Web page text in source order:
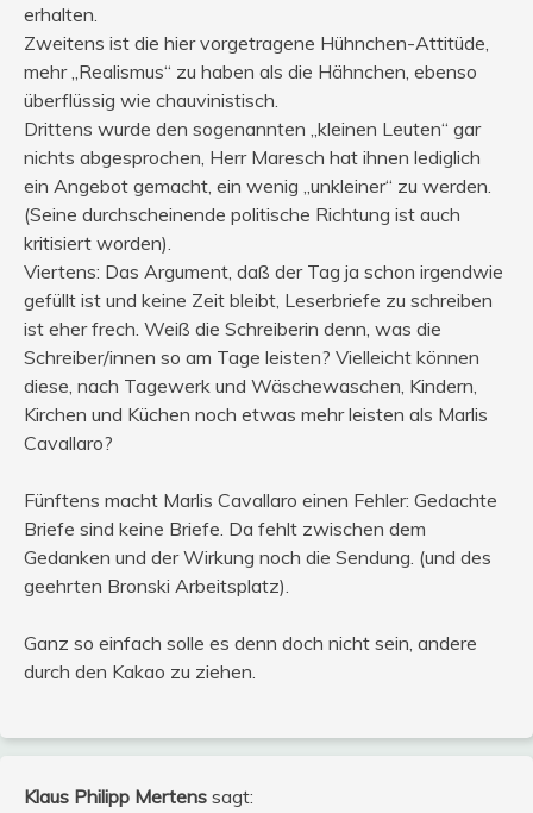
erhalten.
Zweitens ist die hier vorgetragene Hühnchen-Attitüde,
mehr „Realismus“ zu haben als die Hähnchen, ebenso
überflüssig wie chauvinistisch.
Drittens wurde den sogenannten „kleinen Leuten“ gar
nichts abgesprochen, Herr Maresch hat ihnen lediglich
ein Angebot gemacht, ein wenig „unkleiner“ zu werden.
(Seine durchscheinende politische Richtung ist auch
kritisiert worden).
Viertens: Das Argument, daß der Tag ja schon irgendwie
gefüllt ist und keine Zeit bleibt, Leserbriefe zu schreiben
ist eher frech. Weiß die Schreiberin denn, was die
Schreiber/innen so am Tage leisten? Vielleicht können
diese, nach Tagewerk und Wäschewaschen, Kindern,
Kirchen und Küchen noch etwas mehr leisten als Marlis
Cavallaro?
Fünftens macht Marlis Cavallaro einen Fehler: Gedachte
Briefe sind keine Briefe. Da fehlt zwischen dem
Gedanken und der Wirkung noch die Sendung. (und des
geehrten Bronski Arbeitsplatz).
Ganz so einfach solle es denn doch nicht sein, andere
durch den Kakao zu ziehen.
Klaus Philipp Mertens sagt: